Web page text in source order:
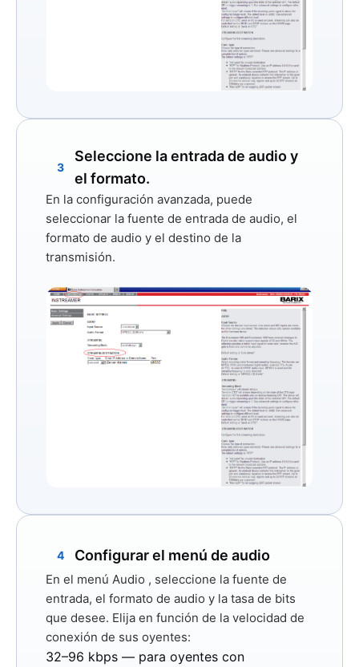
3
Seleccione la entrada de audio y
el formato.
En la configuración avanzada, puede
seleccionar la fuente de entrada de audio, el
formato de audio y el destino de la
transmisión.
4 Configurar el menú de audio
En el menú Audio , seleccione la fuente de
entrada, el formato de audio y la tasa de bits
que desee. Elija en función de la velocidad de
conexión de sus oyentes:
32–96 kbps — para oyentes con